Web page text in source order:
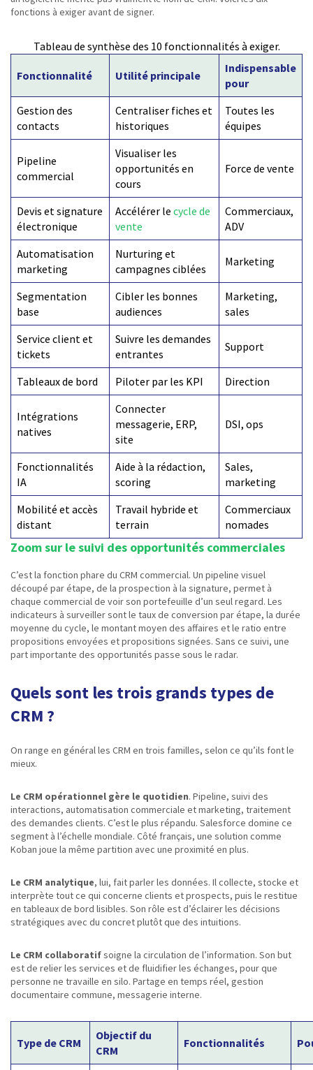
fonctions à exiger avant de signer.
Tableau de synthèse des 10 fonctionnalités à exiger.
Fonctionnalité Utilité principale
Indispensable
pour
Gestion des
contacts
Centraliser fiches et
historiques
Toutes les
équipes
Pipeline
commercial
Visualiser les
opportunités en
cours
Force de vente
Devis et signature
électronique
Accélérer le cycle de
vente
Commerciaux,
ADV
Automatisation
marketing
Nurturing et
campagnes ciblées
Marketing
Segmentation
base
Cibler les bonnes
audiences
Marketing,
sales
Service client et
tickets
Suivre les demandes
entrantes
Support
Tableaux de bord Piloter par les KPI Direction
Intégrations
natives
Connecter
messagerie, ERP,
site
DSI, ops
Fonctionnalités
IA
Aide à la rédaction,
scoring
Sales,
marketing
Mobilité et accès
distant
Travail hybride et
terrain
Commerciaux
nomades
Zoom sur le suivi des opportunités commerciales
C’est la fonction phare du CRM commercial. Un pipeline visuel
découpé par étape, de la prospection à la signature, permet à
chaque commercial de voir son portefeuille d’un seul regard. Les
indicateurs à surveiller sont le taux de conversion par étape, la durée
moyenne du cycle, le montant moyen des affaires et le ratio entre
propositions envoyées et propositions signées. Sans ce suivi, une
part importante des opportunités passe sous le radar.
Quels sont les trois grands types de
CRM ?
On range en général les CRM en trois familles, selon ce qu’ils font le
mieux.
Le CRM opérationnel gère le quotidien. Pipeline, suivi des
interactions, automatisation commerciale et marketing, traitement
des demandes clients. C’est le plus répandu. Salesforce domine ce
segment à l’échelle mondiale. Côté français, une solution comme
Koban joue la même partition avec une proximité en plus.
Le CRM analytique, lui, fait parler les données. Il collecte, stocke et
interprète tout ce qui concerne clients et prospects, puis le restitue
en tableaux de bord lisibles. Son rôle est d’éclairer les décisions
stratégiques avec du concret plutôt que des intuitions.
Le CRM collaboratifsoigne la circulation de l’information. Son but
est de relier les services et de fluidifier les échanges, pour que
personne ne travaille en silo. Partage en temps réel, gestion
documentaire commune, messagerie interne.
Type de CRM
Objectif du
CRM
Fonctionnalités